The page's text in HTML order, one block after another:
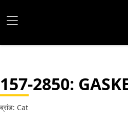
157-2850:
ब्रांड: Cat